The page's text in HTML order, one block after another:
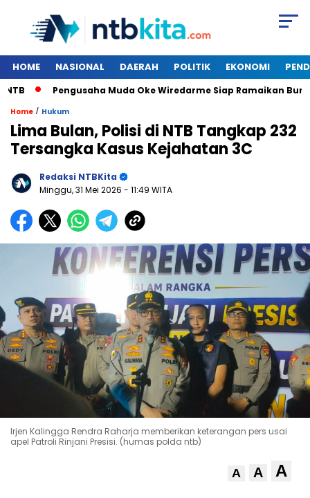
HOME NASIONAL DAERAH POLITIK EKONOMI
Pengusaha Muda Oke Wiredarme Siap Ramaikan Bursa
Home / Hukum
Lima Bulan, Polisi di NTB Tangkap 232
Tersangka Kasus Kejahatan 3C
Redaksi NTBKita
Minggu, 31 Mei 2026 - 11:49 WITA
Irjen Kalingga Rendra Raharja memberikan keterangan pers usai
apel Patroli Rinjani Presisi. (humas polda ntb)
A A A